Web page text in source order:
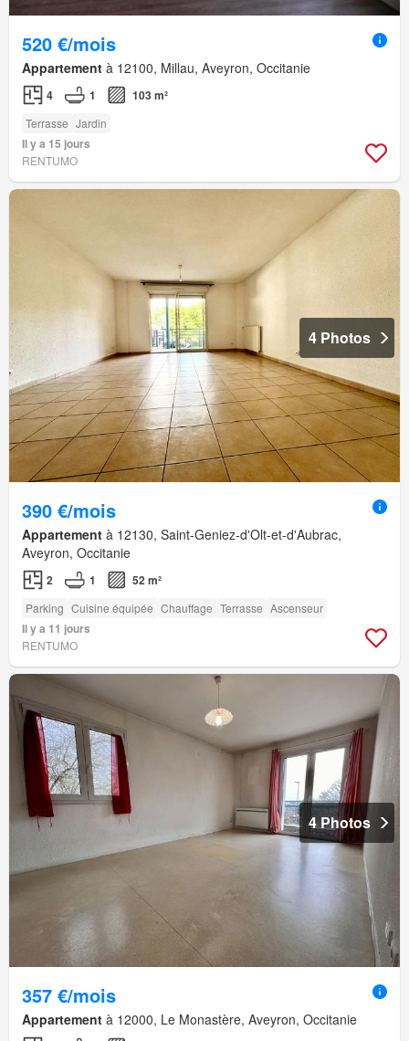
520 €/mois
Appartement à 12100, Millau, Aveyron, Occitanie
4 1 103 m²
Terrasse Jardin
Il y a 15 jours
RENTUMO
4 Photos
390 €/mois
Appartement à 12130, Saint-Geniez-d'Olt-et-d'Aubrac,
Aveyron, Occitanie
2 1 52 m²
Parking Cuisine équipée Chauffage Terrasse Ascenseur
Il y a 11 jours
RENTUMO
4 Photos
357 €/mois
Appartement à 12000, Le Monastère, Aveyron, Occitanie